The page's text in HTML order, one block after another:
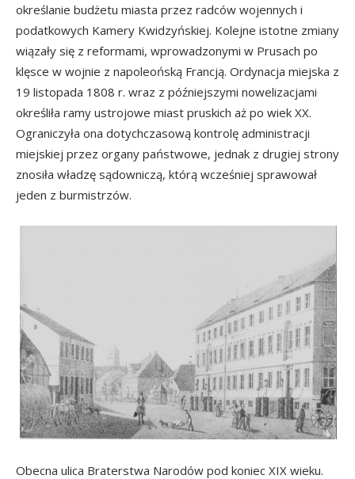
określanie budżetu miasta przez radców wojennych i
podatkowych Kamery Kwidzyńskiej. Kolejne istotne zmiany
wiązały się z reformami, wprowadzonymi w Prusach po
klęsce w wojnie z napoleońską Francją. Ordynacja miejska z
19 listopada 1808 r. wraz z późniejszymi nowelizacjami
określiła ramy ustrojowe miast pruskich aż po wiek XX.
Ograniczyła ona dotychczasową kontrolę administracji
miejskiej przez organy państwowe, jednak z drugiej strony
znosiła władzę sądowniczą, którą wcześniej sprawował
jeden z burmistrzów.
Obecna ulica Braterstwa Narodów pod koniec XIX wieku.